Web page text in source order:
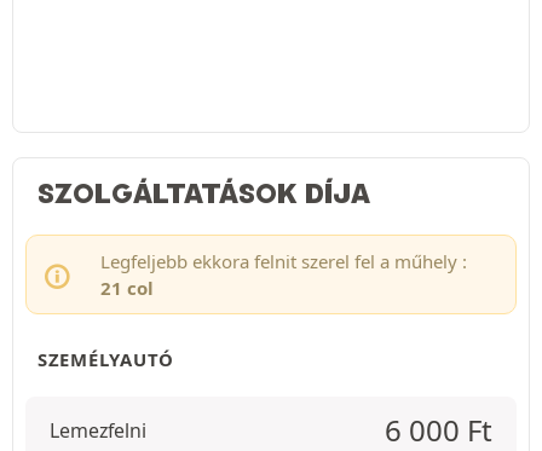
SZOLGÁLTATÁSOK DÍJA
Legfeljebb ekkora felnit szerel fel a műhely :
21 col
SZEMÉLYAUTÓ
Lemezfelni 6 000 Ft